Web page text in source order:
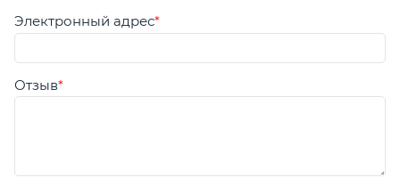
Электронный адрес
Отзыв